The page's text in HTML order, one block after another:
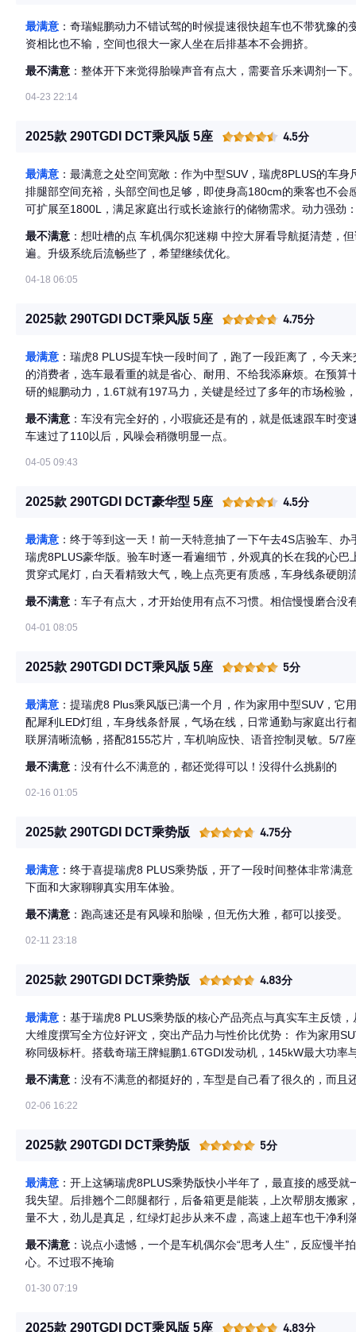
最满意 ：奇瑞鲲鹏动力不错试驾的时候提速很快超车也不带犹豫
资相比也不输，空间也很大一家人坐在后排基本不会拥挤。
最不满意 ：整体开下来觉得胎噪声音有点大，需要音乐来调剂一下
04-23 22:14
2025款 290TGDI DCT乘风版 5座 4.5分
最满意 ：最满意之处空间宽敞：作为中型SUV，瑞虎8PLUS的车
排腿部空间充裕，头部空间也足够，即使身高180cm的乘客也不
可扩展至1800L，满足家庭出行或长途旅行的储物需求。动力强劲
能提供足够的动力支持。 配置丰富：配备12.3英寸中控屏、全景
置，提升了驾乘舒适性和便利性。车机系统支持CarPlay和CarLife互联
气：前脸采用大尺寸进气格栅，搭配犀利的大灯组，营造出强烈的
显，影响了车内的静谧性。建议厂家在隔音材料上进一步优化。车
长时间驾驶容易感到疲劳。建议增加座椅的腰部调节功能。 总结
SUV，空间、动力、配置等方面表现出色，适合家庭用户和追求
现令人满意。
最不满意 ：想吐槽的点 车机偶尔犯迷糊 中控大屏看导航挺清楚，但语音助手偶尔耳背，喊“小奇开空调”得重复两三
遍。升级系统后流畅些了，希望继续优化。
04-18 06:05
2025款 290TGDI DCT乘风版 5座 4.75分
最满意 ：瑞虎8 PLUS提车快一段时间了，跑了一段距离了，今天
的消费者，选车最看重的就是省心、耐用、不给我添麻烦。在预算
研的鲲鹏动力，1.6T就有197马力，关键是经过了多年的市场检验
外的是油耗表现，综合下来稳定在8.5L/100km左右，跑高速能降
概五毛多，给我省了不少心，主要是省了钱。然后就是这车空间
人也不拥挤，头部还有一拳多余量。后备箱容积真的大，逢年过节
过限宽时帮了我大忙，语音空调这些日常功能也都很顺手。
最不满意 ：车没有完全好的，小瑕疵还是有的，就是低速跟车时
车速过了110以后，风噪会稍微明显一点。
04-05 09:43
2025款 290TGDI DCT豪华型 5座 4.5分
最满意 ：终于等到这一天！前一天特意抽了一下午去4S店验车、
瑞虎8PLUS豪华版。验车时逐一看遍细节，外观真的长在我的心
贯穿式尾灯，白天看精致大气，晚上点亮更有质感，车身线条硬朗
最不满意 ：车子有点大，才开始使用有点不习惯。相信慢慢磨合没
04-01 08:05
2025款 290TGDI DCT乘风版 5座 5分
最满意 ：提瑞虎8 Plus乘风版已满一个月，作为家用中型SUV，它
配犀利LED灯组，车身线条舒展，气场在线，日常通勤与家庭出行都很有面子。 内饰软质包裹
联屏清晰流畅，搭配8155芯片，车机响应快、语音控制灵敏。5/7
像等配置，日常用着省心又有档次。 动力搭载鲲鹏1.6T+7DCT，197马力输出平顺，起步轻快、超车有底气，市区
与高速都够用。底盘调校偏舒适，过减速带滤震干脆，高速变道
选择。高速胎噪略有存在感，低速偶有轻微顿挫，但不影响整体好
最不满意 ：没有什么不满意的，都还觉得可以！没得什么挑剔的
02-16 01:05
2025款 290TGDI DCT乘势版 4.75分
最满意 ：终于喜提瑞虎8 PLUS乘势版，开了一段时间整体非常满
下面和大家聊聊真实用车体验。
最不满意 ：跑高速还是有风噪和胎噪，但无伤大雅，都可以接受。
02-11 23:18
2025款 290TGDI DCT乘势版 4.83分
最满意 ：基于瑞虎8 PLUS乘势版的核心产品亮点与真实车主反馈
大维度撰写全方位好评文，突出产品力与性价比优势： 作为家用
称同级标杆。搭载奇瑞王牌鲲鹏1.6TGDI发动机，145kW最大功
偶有轻微顿挫外，大部分工况下动力衔接如丝般顺滑。2000-
能感受到明显推背感，满载爬坡也毫无压力，彻底打破家用SUV“
座舱氛围。云憩环抱式设计包裹感十足，15.6英寸2.5K高清中控
PURE净立方绿色座舱有效过滤有害物质，搭配双层夹胶静音玻璃
心。
最不满意 ：没有不满意的都挺好的，车型是自己看了很久的，而且
02-06 16:22
2025款 290TGDI DCT乘势版 5分
最满意 ：开上这辆瑞虎8PLUS乘势版快小半年了，最直接的感受
我失望。后排翘个二郎腿都行，后备箱更是能装，上次帮朋友搬
量不大，劲儿是真足，红绿灯起步从来不虚，高速上超车也干净利
速上风噪胎噪有点明显，但十来万的车，咱也不能要求它静音跟豪
特别顾家的“实在伙计”。
最不满意 ：说点小遗憾，一个是车机偶尔会“思考人生”，反应慢
心。不过瑕不掩瑜
01-30 07:19
2025款 290TGDI DCT乘风版 5座 4.83分